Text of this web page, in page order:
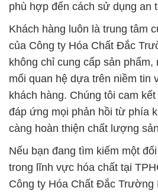
phù hợp đến cách sử dụng an
Khách hàng luôn là trung tâm
của Công ty Hóa Chất Đắc
không chỉ cung cấp sản phẩm,
mối quan hệ dựa trên niềm tin
khách hàng. Chúng tôi cam
đáp ứng mọi phản hồi từ phía
càng hoàn thiện chất lượng
Nếu bạn đang tìm kiếm một
trong lĩnh vực hóa chất tại
Công ty Hóa Chất Đắc Trường